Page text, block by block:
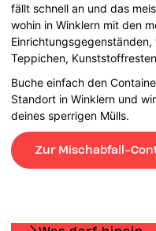
fällt schnell an und das
wohin in Winklern mit den
Teppichen,
Buche einfach den
Standort in Winklern und
deines sperrigen Mülls.
Zur Mischabfall-